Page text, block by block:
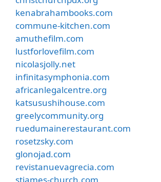
kenabrahambooks.com
commune-kitchen.com
amuthefilm.com
lustforlovefilm.com
nicolasjolly.net
infinitasymphonia.com
africanlegalcentre.org
katsusushihouse.com
greelycommunity.org
ruedumainerestaurant.com
rosetzsky.com
glonojad.com
revistanuevagrecia.com
stjames-church.com